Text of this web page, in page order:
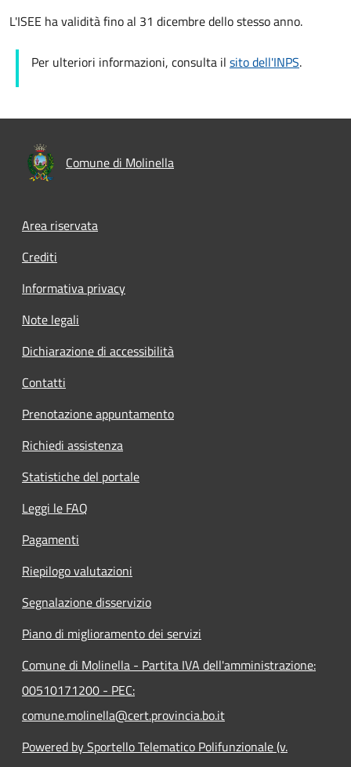
L'ISEE ha validità fino al 31 dicembre dello stesso anno.
Per ulteriori informazioni, consulta il sito dell'INPS.
Comune di Molinella
Area riservata
Crediti
Informativa privacy
Note legali
Dichiarazione di accessibilità
Contatti
Prenotazione appuntamento
Richiedi assistenza
Statistiche del portale
Leggi le FAQ
Pagamenti
Riepilogo valutazioni
Segnalazione disservizio
Piano di miglioramento dei servizi
Comune di Molinella - Partita IVA dell'amministrazione:
00510171200 - PEC:
comune.molinella@cert.provincia.bo.it
Powered by Sportello Telematico Polifunzionale (v.